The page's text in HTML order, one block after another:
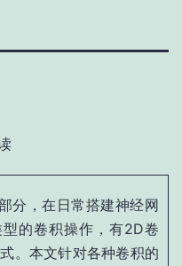
分，在日常搭建神经网
的卷积操作，有2D卷
。本文针对各种卷积的